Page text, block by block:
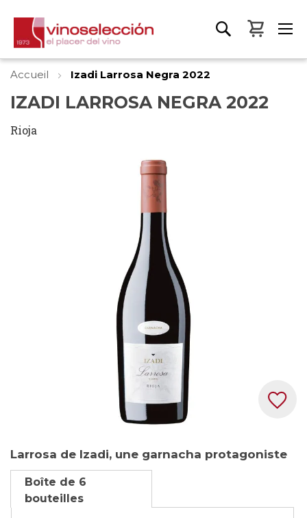
Mon
Accueil Izadi Larrosa Negra 2022
IZADI LARROSA NEGRA 2022
Rioja
to
the
beginning
of
Larrosa de Izadi, une garnacha protagoniste
Boîte de 6
bouteilles